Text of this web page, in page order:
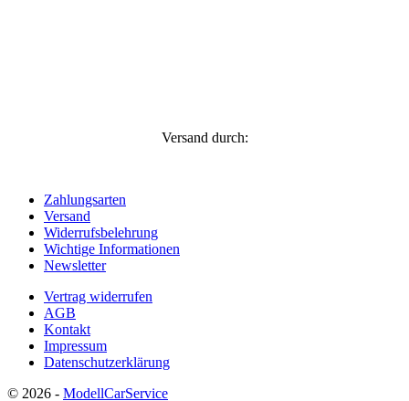
Versand durch:
Zahlungsarten
Versand
Widerrufsbelehrung
Wichtige Informationen
Newsletter
Vertrag widerrufen
AGB
Kontakt
Impressum
Datenschutzerklärung
© 2026 - ModellCarService